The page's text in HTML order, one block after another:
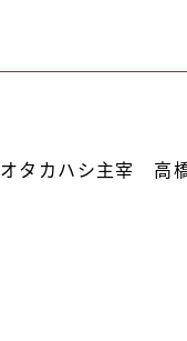
タカハシ主宰 高